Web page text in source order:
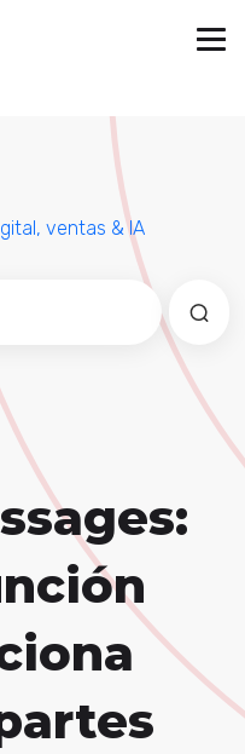
ventas & IA
con una función de
el campo de